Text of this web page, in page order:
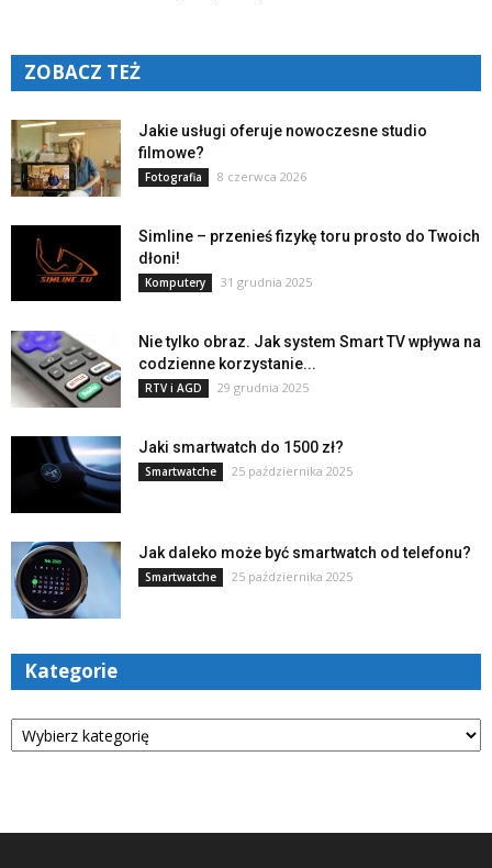
ZOBACZ TEŻ
Jakie usługi oferuje nowoczesne studio
filmowe?
Fotografia 8 czerwca 2026
Simline – przenieś fizykę toru prosto do Twoich
dłoni!
Komputery 31 grudnia 2025
Nie tylko obraz. Jak system Smart TV wpływa na
codzienne korzystanie...
RTV i AGD 29 grudnia 2025
Jaki smartwatch do 1500 zł?
Smartwatche 25 października 2025
Jak daleko może być smartwatch od telefonu?
Smartwatche 25 października 2025
Kategorie
Kategorie